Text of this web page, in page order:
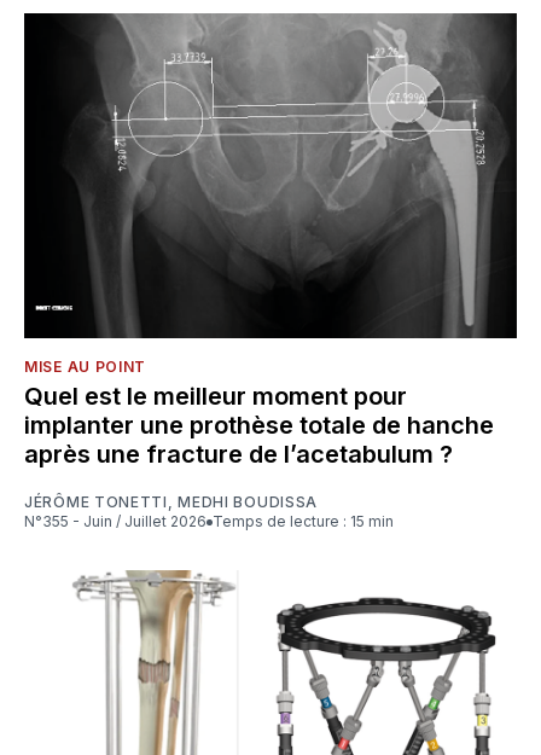
MISE AU POINT
Quel est le meilleur moment pour
implanter une prothèse totale de hanche
après une fracture de l’acetabulum ?
JÉRÔME TONETTI ,MEDHI BOUDISSA
N°355 - Juin / Juillet 2026
Temps de lecture : 15 min